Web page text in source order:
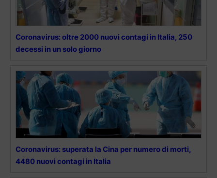
Coronavirus: oltre 2000 nuovi contagi in Italia, 250
decessi in un solo giorno
Coronavirus: superata la Cina per numero di morti,
4480 nuovi contagi in Italia